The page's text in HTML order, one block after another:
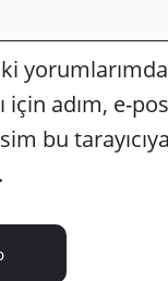
yorumlarımda
için adım, e-
bu tarayıcıya